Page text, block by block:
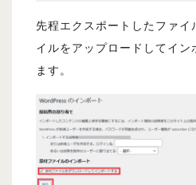
先程エクスポートしたファイ
イルをアップロードしてイン
ます。